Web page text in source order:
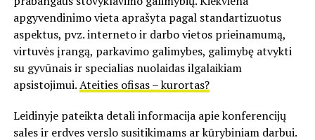
apgyvendinimo vieta aprašyta pagal standartizuotus
aspektus, pvz. interneto ir darbo vietos prieinamumą,
virtuvės įrangą, parkavimo galimybes, galimybę atvykti
su gyvūnais ir specialias nuolaidas ilgalaikiam
apsistojimui.Ateities ofisas – kurortas?
Leidinyje pateikta detali informacija apie konferencijų
sales ir erdves verslo susitikimams ar kūrybiniam darbui.